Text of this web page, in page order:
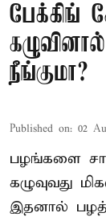
பேக்கிங்
நீங்குமா?
Published on: 02
பழங்களை
கழுவுவது
இதனால்